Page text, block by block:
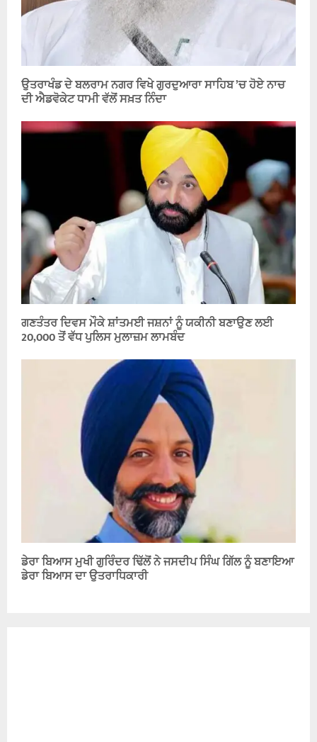
ਉਤਰਾਖੰਡ ਦੇ ਬਲਰਾਮ ਨਗਰ ਵਿਖੇ ਗੁਰਦੁਆਰਾ ਸਾਹਿਬ ’ਚ ਹੋਏ ਨਾਚ
ਦੀ ਐਡਵੋਕੇਟ ਧਾਮੀ ਵੱਲੋਂ ਸਖ਼ਤ ਨਿੰਦਾ
ਗਣਤੰਤਰ ਦਿਵਸ ਮੌਕੇ ਸ਼ਾਂਤਮਈ ਜਸ਼ਨਾਂ ਨੂੰ ਯਕੀਨੀ ਬਣਾਉਣ ਲਈ
20,000 ਤੋਂ ਵੱਧ ਪੁਲਿਸ ਮੁਲਾਜ਼ਮ ਲਾਮਬੰਦ
ਡੇਰਾ ਬਿਆਸ ਮੁਖੀ ਗੁਰਿੰਦਰ ਢਿੱਲੋਂ ਨੇ ਜਸਦੀਪ ਸਿੰਘ ਗਿੱਲ ਨੂੰ ਬਣਾਇਆ
ਡੇਰਾ ਬਿਆਸ ਦਾ ਉਤਰਾਧਿਕਾਰੀ